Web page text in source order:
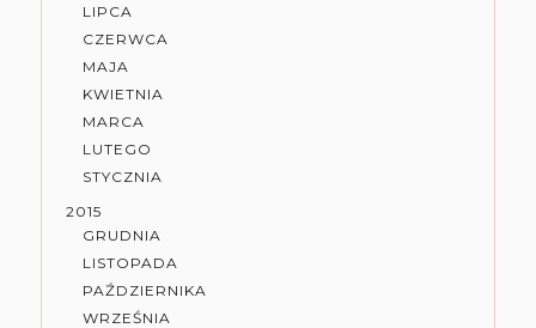
LIPCA
CZERWCA
MAJA
KWIETNIA
MARCA
LUTEGO
STYCZNIA
2015
GRUDNIA
LISTOPADA
PAŹDZIERNIKA
WRZEŚNIA